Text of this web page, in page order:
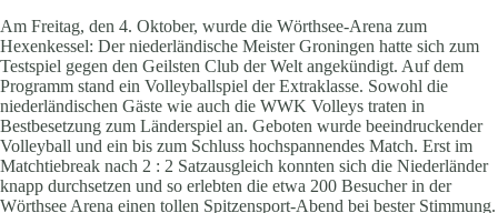
Am Freitag, den 4. Oktober, wurde die Wörthsee-Arena zum
Hexenkessel: Der niederländische Meister Groningen hatte sich zum
Testspiel gegen den Geilsten Club der Welt angekündigt. Auf dem
Programm stand ein Volleyballspiel der Extraklasse. Sowohl die
niederländischen Gäste wie auch die WWK Volleys traten in
Bestbesetzung zum Länderspiel an. Geboten wurde beeindruckender
Volleyball und ein bis zum Schluss hochspannendes Match. Erst im
Matchtiebreak nach 2 : 2 Satzausgleich konnten sich die Niederländer
knapp durchsetzen und so erlebten die etwa 200 Besucher in der
Wörthsee Arena einen tollen Spitzensport-Abend bei bester Stimmung.